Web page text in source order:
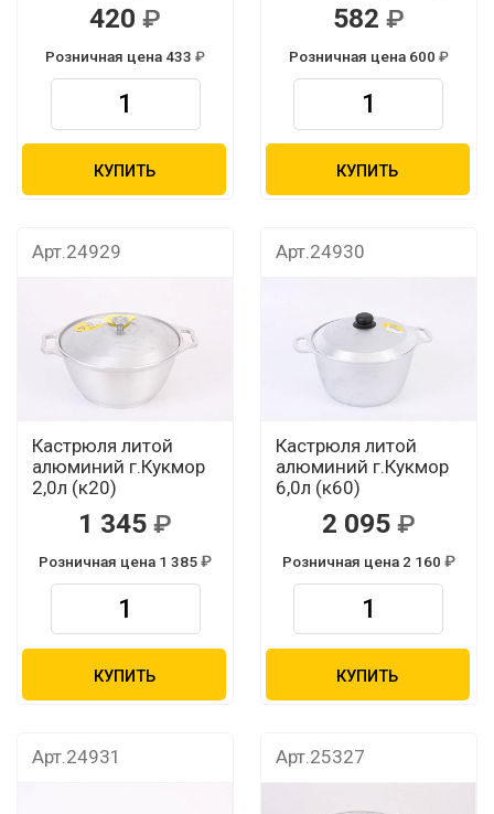
420
Розничная цена 433
КУПИТЬ
582
Розничная цена 600
КУПИТЬ
Арт.24929
Кастрюля литой
алюминий г.Кукмор
2,0л (к20)
1 345
Розничная цена 1 385
КУПИТЬ
Арт.24930
Кастрюля литой
алюминий г.Кукмор
6,0л (к60)
2 095
Розничная цена 2 160
КУПИТЬ
Арт.24931 Арт.25327